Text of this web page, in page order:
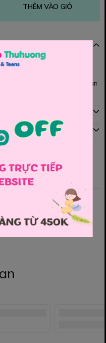
THÊM VÀO GIỎ
túi thật. Lưng thun co
bé. Màu sắc đơn giản, Quần